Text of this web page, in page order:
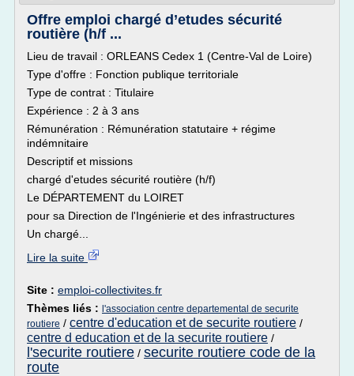
Offre emploi chargé d’etudes sécurité
routière (h/f ...
Lieu de travail : ORLEANS Cedex 1 (Centre-Val de Loire)
Type d'offre : Fonction publique territoriale
Type de contrat : Titulaire
Expérience : 2 à 3 ans
Rémunération : Rémunération statutaire + régime
indémnitaire
Descriptif et missions
chargé d'etudes sécurité routière (h/f)
Le DÉPARTEMENT du LOIRET
pour sa Direction de l'Ingénierie et des infrastructures
Un chargé...
Lire la suite
Site : emploi-collectivites.fr
Thèmes liés : l'association centre departemental de securite
routiere / centre d'education et de securite routiere /
centre d education et de la securite routiere /
l'securite routiere / securite routiere code de la
route